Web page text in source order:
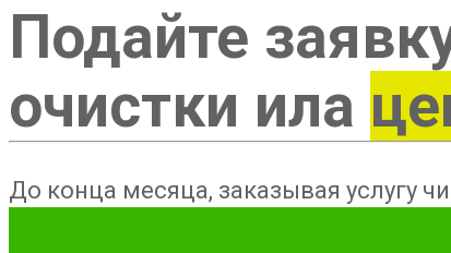
Подайте
очистки ила
До конца месяца, заказывая услугу